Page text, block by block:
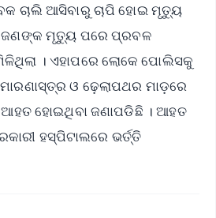
ଚାଲି ଆସିବାରୁ ଚାପି ହୋଇ ମୃତ୍ୟୁ
ଜଣଙ୍କ ମୃତ୍ୟୁ ପରେ ପ୍ରବଳ
। ଏହାପରେ ଲୋକେ ପୋଲିସକୁ
ଓ ଢ଼େଲାପଥର ମାଡ଼ରେ
ହୋଇଥିବା ଜଣାପଡିଛି । ଆହତ
ହସ୍ପିଟାଲରେ ଭର୍ତ୍ତି